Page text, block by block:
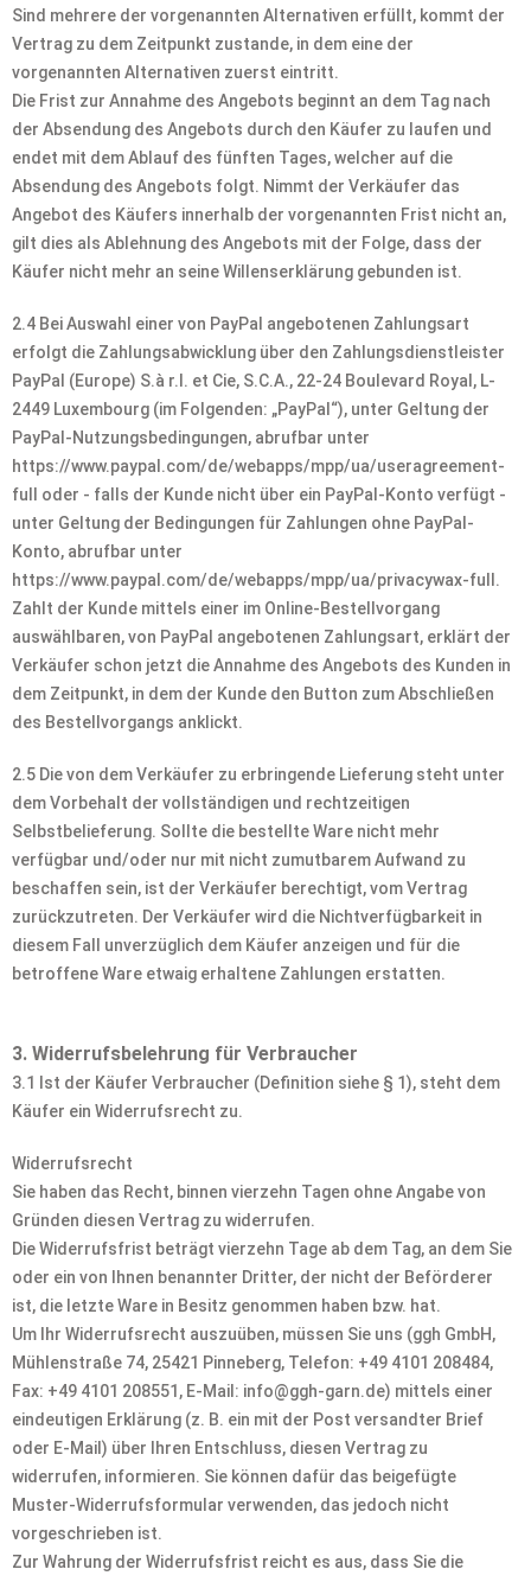
Sind mehrere der vorgenannten Alternativen erfüllt, kommt der
Vertrag zu dem Zeitpunkt zustande, in dem eine der
vorgenannten Alternativen zuerst eintritt.
Die Frist zur Annahme des Angebots beginnt an dem Tag nach
der Absendung des Angebots durch den Käufer zu laufen und
endet mit dem Ablauf des fünften Tages, welcher auf die
Absendung des Angebots folgt. Nimmt der Verkäufer das
Angebot des Käufers innerhalb der vorgenannten Frist nicht an,
gilt dies als Ablehnung des Angebots mit der Folge, dass der
Käufer nicht mehr an seine Willenserklärung gebunden ist.
2.4 Bei Auswahl einer von PayPal angebotenen Zahlungsart
erfolgt die Zahlungsabwicklung über den Zahlungsdienstleister
PayPal (Europe) S.à r.l. et Cie, S.C.A., 22-24 Boulevard Royal, L-
2449 Luxembourg (im Folgenden: „PayPal“), unter Geltung der
PayPal-Nutzungsbedingungen, abrufbar unter
https://www.paypal.com/de/webapps/mpp/ua/useragreement-
full oder - falls der Kunde nicht über ein PayPal-Konto verfügt -
unter Geltung der Bedingungen für Zahlungen ohne PayPal-
Konto, abrufbar unter
https://www.paypal.com/de/webapps/mpp/ua/privacywax-full.
Zahlt der Kunde mittels einer im Online-Bestellvorgang
auswählbaren, von PayPal angebotenen Zahlungsart, erklärt der
Verkäufer schon jetzt die Annahme des Angebots des Kunden in
dem Zeitpunkt, in dem der Kunde den Button zum Abschließen
des Bestellvorgangs anklickt.
2.5 Die von dem Verkäufer zu erbringende Lieferung steht unter
dem Vorbehalt der vollständigen und rechtzeitigen
Selbstbelieferung. Sollte die bestellte Ware nicht mehr
verfügbar und/oder nur mit nicht zumutbarem Aufwand zu
beschaffen sein, ist der Verkäufer berechtigt, vom Vertrag
zurückzutreten. Der Verkäufer wird die Nichtverfügbarkeit in
diesem Fall unverzüglich dem Käufer anzeigen und für die
betroffene Ware etwaig erhaltene Zahlungen erstatten.
3. Widerrufsbelehrung für Verbraucher
3.1 Ist der Käufer Verbraucher (Definition siehe § 1), steht dem
Käufer ein Widerrufsrecht zu.
Widerrufsrecht
Sie haben das Recht, binnen vierzehn Tagen ohne Angabe von
Gründen diesen Vertrag zu widerrufen.
Die Widerrufsfrist beträgt vierzehn Tage ab dem Tag, an dem Sie
oder ein von Ihnen benannter Dritter, der nicht der Beförderer
ist, die letzte Ware in Besitz genommen haben bzw. hat.
Um Ihr Widerrufsrecht auszuüben, müssen Sie uns (ggh GmbH,
Mühlenstraße 74, 25421 Pinneberg, Telefon: +49 4101 208484,
Fax: +49 4101 208551, E-Mail: info@ggh-garn.de) mittels einer
eindeutigen Erklärung (z. B. ein mit der Post versandter Brief
oder E-Mail) über Ihren Entschluss, diesen Vertrag zu
widerrufen, informieren. Sie können dafür das beigefügte
Muster-Widerrufsformular verwenden, das jedoch nicht
vorgeschrieben ist.
Zur Wahrung der Widerrufsfrist reicht es aus, dass Sie die